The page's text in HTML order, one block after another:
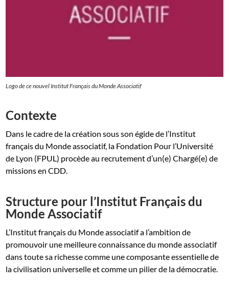
Logo de ce nouvel Institut Français du Monde Associatif
Contexte
Dans le cadre de la création sous son égide de l’Institut
français du Monde associatif, la Fondation Pour l’Université
de Lyon (FPUL) procède au recrutement d’un(e) Chargé(e) de
missions en CDD.
Structure pour l’Institut Français du
Monde Associatif
L’Institut français du Monde associatif a l’ambition de
promouvoir une meilleure connaissance du monde associatif
dans toute sa richesse comme une composante essentielle de
la civilisation universelle et comme un pilier de la démocratie.